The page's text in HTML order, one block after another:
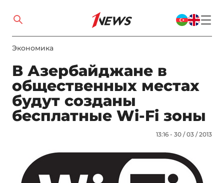
Экономика
В Азербайджане в
общественных местах
будут созданы
бесплатные Wi-Fi зоны
13:16 - 30 / 03 / 2013